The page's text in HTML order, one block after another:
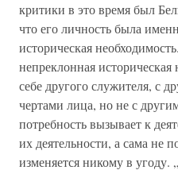
критики в это время был
что его личность была
историческая
непреклонная
себе другого служителя, с
чертами лица, но не с
потребность вызывает к
их деятельности, а сама не
изменяется никому в угоду.